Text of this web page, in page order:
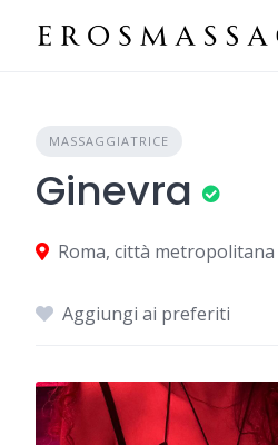
MASSAGGIATRICE
Ginevra
Aggiungi ai preferiti